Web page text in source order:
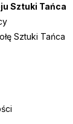
Sztuki Tańca
Sztuki Tańca